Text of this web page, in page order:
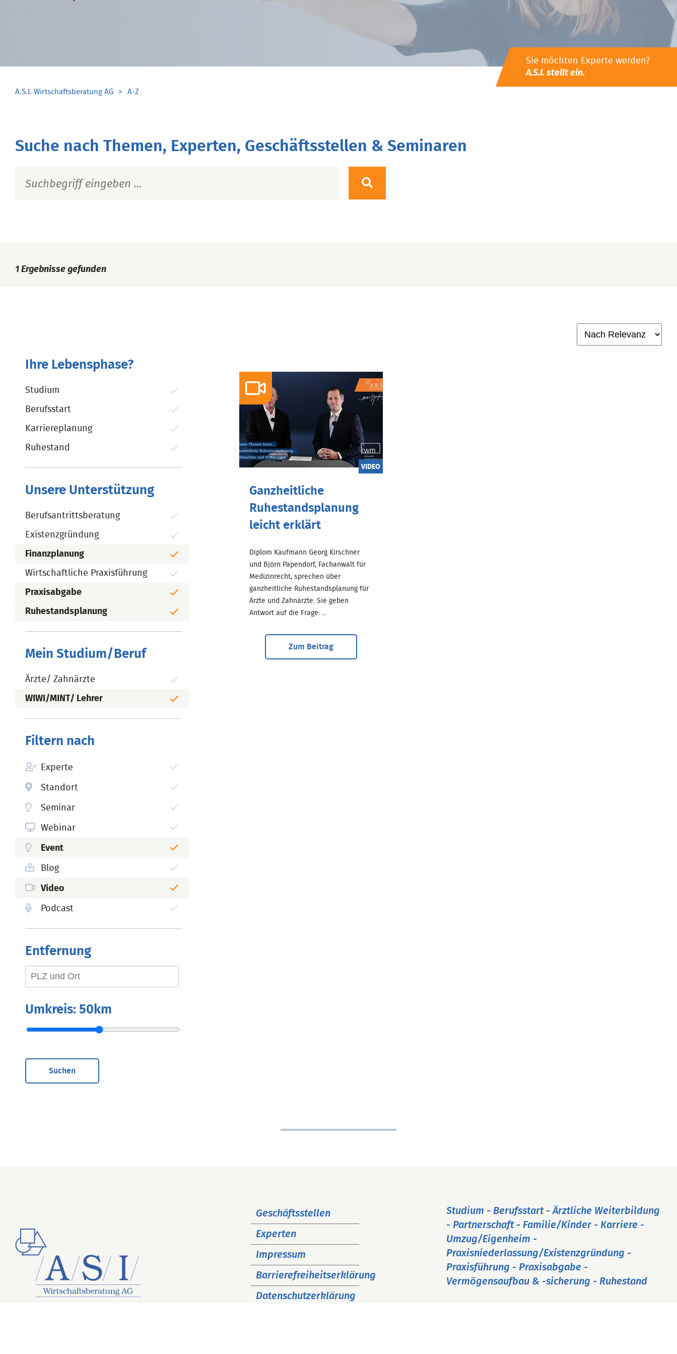
Sie möchten Experte werden?
A.S.I. stellt ein.
A.S.I. Wirtschaftsberatung AG A-Z
Suche nach Themen, Experten, Geschäftsstellen & Seminaren
1 Ergebnisse gefunden
Ihre Lebensphase?
Studium
Berufsstart
Karriereplanung
Ruhestand
Unsere Unterstützung
Berufsantrittsberatung
Existenzgründung
Finanzplanung
Wirtschaftliche Praxisführung
Praxisabgabe
Ruhestandsplanung
Mein Studium/Beruf
Ärzte/ Zahnärzte
WIWI/MINT/ Lehrer
Filtern nach
Experte
Standort
Seminar
Webinar
Event
Blog
Video
Podcast
Entfernung
Umkreis: 50km
Suchen
VIDEO
Ganzheitliche
Ruhestandsplanung
leicht erklärt
Diplom Kaufmann Georg Kirschner
und Björn Papendorf, Fachanwalt für
Medizinrecht, sprechen über
ganzheitliche Ruhestandsplanung für
Ärzte und Zahnärzte. Sie geben
Antwort auf die Frage: ...
Zum Beitrag
überspringen
Geschäftsstellen
Experten
Impressum
Barrierefreiheitserklärung
Datenschutzerklärung
Studium - Berufsstart - Ärztliche Weiterbildung
- Partnerschaft - Familie/Kinder - Karriere -
Umzug/Eigenheim -
Praxisniederlassung/Existenzgründung -
Praxisführung - Praxisabgabe -
Vermögensaufbau & -sicherung - Ruhestand